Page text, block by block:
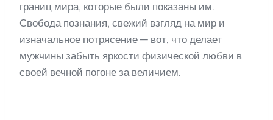
границ мира, которые были показаны им.
Свобода познания, свежий взгляд на мир и
изначальное потрясение — вот, что делает
мужчины забыть яркости физической любви в
своей вечной погоне за величием.